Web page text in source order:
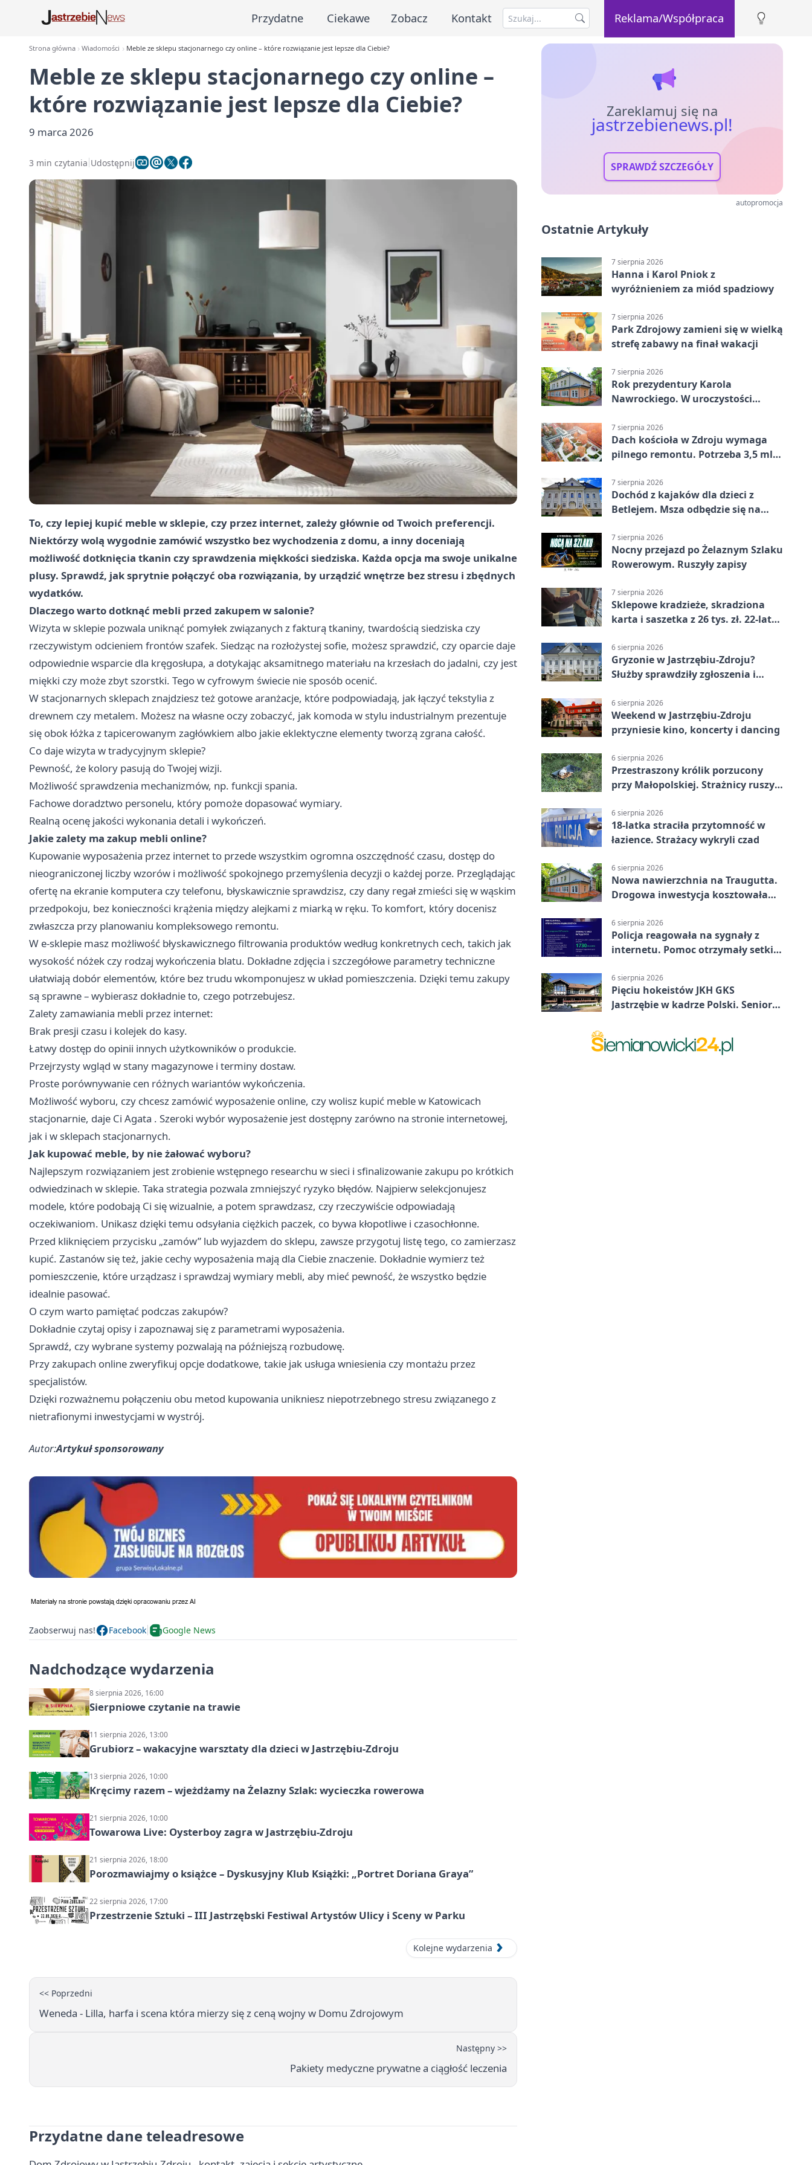
Przydatne Ciekawe Zobacz Kontakt Reklama/Współpraca
Strona główna Wiadomości Meble ze sklepu stacjonarnego czy online – które rozwiązanie jest lepsze dla Ciebie?
Meble ze sklepu stacjonarnego czy online –
które rozwiązanie jest lepsze dla Ciebie?
9 marca 2026
3 min czytania Udostępnij
To, czy lepiej kupić meble w sklepie, czy przez internet, zależy głównie od Twoich preferencji.
Niektórzy wolą wygodnie zamówić wszystko bez wychodzenia z domu, a inny doceniają
możliwość dotknięcia tkanin czy sprawdzenia miękkości siedziska. Każda opcja ma swoje unikalne
plusy. Sprawdź, jak sprytnie połączyć oba rozwiązania, by urządzić wnętrze bez stresu i zbędnych
wydatków.
Dlaczego warto dotknąć mebli przed zakupem w salonie?
Wizyta w sklepie pozwala uniknąć pomyłek związanych z fakturą tkaniny, twardością siedziska czy
rzeczywistym odcieniem frontów szafek. Siedząc na rozłożystej sofie, możesz sprawdzić, czy oparcie daje
odpowiednie wsparcie dla kręgosłupa, a dotykając aksamitnego materiału na krzesłach do jadalni, czy jest
miękki czy może zbyt szorstki. Tego w cyfrowym świecie nie sposób ocenić.
W stacjonarnych sklepach znajdziesz też gotowe aranżacje, które podpowiadają, jak łączyć tekstylia z
drewnem czy metalem. Możesz na własne oczy zobaczyć, jak komoda w stylu industrialnym prezentuje
się obok łóżka z tapicerowanym zagłówkiem albo jakie eklektyczne elementy tworzą zgrana całość.
Co daje wizyta w tradycyjnym sklepie?
Pewność, że kolory pasują do Twojej wizji.
Możliwość sprawdzenia mechanizmów, np. funkcji spania.
Fachowe doradztwo personelu, który pomoże dopasować wymiary.
Realną ocenę jakości wykonania detali i wykończeń.
Jakie zalety ma zakup mebli online?
Kupowanie wyposażenia przez internet to przede wszystkim ogromna oszczędność czasu, dostęp do
nieograniczonej liczby wzorów i możliwość spokojnego przemyślenia decyzji o każdej porze. Przeglądając
ofertę na ekranie komputera czy telefonu, błyskawicznie sprawdzisz, czy dany regał zmieści się w wąskim
przedpokoju, bez konieczności krążenia między alejkami z miarką w ręku. To komfort, który docenisz
zwłaszcza przy planowaniu kompleksowego remontu.
W e-sklepie masz możliwość błyskawicznego filtrowania produktów według konkretnych cech, takich jak
wysokość nóżek czy rodzaj wykończenia blatu. Dokładne zdjęcia i szczegółowe parametry techniczne
ułatwiają dobór elementów, które bez trudu wkomponujesz w układ pomieszczenia. Dzięki temu zakupy
są sprawne – wybierasz dokładnie to, czego potrzebujesz.
Zalety zamawiania mebli przez internet:
Brak presji czasu i kolejek do kasy.
Łatwy dostęp do opinii innych użytkowników o produkcie.
Przejrzysty wgląd w stany magazynowe i terminy dostaw.
Proste porównywanie cen różnych wariantów wykończenia.
Możliwość wyboru, czy chcesz zamówić wyposażenie online, czy wolisz kupić meble w Katowicach
stacjonarnie, daje Ci Agata . Szeroki wybór wyposażenie jest dostępny zarówno na stronie internetowej,
jak i w sklepach stacjonarnych.
Jak kupować meble, by nie żałować wyboru?
Najlepszym rozwiązaniem jest zrobienie wstępnego researchu w sieci i sfinalizowanie zakupu po krótkich
odwiedzinach w sklepie. Taka strategia pozwala zmniejszyć ryzyko błędów. Najpierw selekcjonujesz
modele, które podobają Ci się wizualnie, a potem sprawdzasz, czy rzeczywiście odpowiadają
oczekiwaniom. Unikasz dzięki temu odsyłania ciężkich paczek, co bywa kłopotliwe i czasochłonne.
Przed kliknięciem przycisku „zamów” lub wyjazdem do sklepu, zawsze przygotuj listę tego, co zamierzasz
kupić. Zastanów się też, jakie cechy wyposażenia mają dla Ciebie znaczenie. Dokładnie wymierz też
pomieszczenie, które urządzasz i sprawdzaj wymiary mebli, aby mieć pewność, że wszystko będzie
idealnie pasować.
O czym warto pamiętać podczas zakupów?
Dokładnie czytaj opisy i zapoznawaj się z parametrami wyposażenia.
Sprawdź, czy wybrane systemy pozwalają na późniejszą rozbudowę.
Przy zakupach online zweryfikuj opcje dodatkowe, takie jak usługa wniesienia czy montażu przez
specjalistów.
Dzięki rozważnemu połączeniu obu metod kupowania unikniesz niepotrzebnego stresu związanego z
nietrafionymi inwestycjami w wystrój.
Autor:Artykuł sponsorowany
Zaobserwuj nas! Facebook Google News
Nadchodzące wydarzenia
8 sierpnia 2026, 16:00
Sierpniowe czytanie na trawie
11 sierpnia 2026, 13:00
Grubiorz – wakacyjne warsztaty dla dzieci w Jastrzębiu-Zdroju
13 sierpnia 2026, 10:00
Kręcimy razem – wjeżdżamy na Żelazny Szlak: wycieczka rowerowa
21 sierpnia 2026, 10:00
Towarowa Live: Oysterboy zagra w Jastrzębiu-Zdroju
21 sierpnia 2026, 18:00
Porozmawiajmy o książce – Dyskusyjny Klub Książki: „Portret Doriana Graya”
22 sierpnia 2026, 17:00
Przestrzenie Sztuki – III Jastrzębski Festiwal Artystów Ulicy i Sceny w Parku
Kolejne wydarzenia
<< Poprzedni
Weneda - Lilla, harfa i scena która mierzy się z ceną wojny w Domu Zdrojowym
Następny >>
Pakiety medyczne prywatne a ciągłość leczenia
Przydatne dane teleadresowe
Zareklamuj się na
jastrzebienews.pl!
SPRAWDŹ SZCZEGÓŁY
autopromocja
Ostatnie Artykuły
7 sierpnia 2026
Hanna i Karol Pniok z
wyróżnieniem za miód spadziowy
7 sierpnia 2026
Park Zdrojowy zamieni się w wielką
strefę zabawy na finał wakacji
7 sierpnia 2026
Rok prezydentury Karola
Nawrockiego. W uroczystości
7 sierpnia 2026
Dach kościoła w Zdroju wymaga
pilnego remontu. Potrzeba 3,5 mln
7 sierpnia 2026
Dochód z kajaków dla dzieci z
Betlejem. Msza odbędzie się na
7 sierpnia 2026
Nocny przejazd po Żelaznym Szlaku
Rowerowym. Ruszyły zapisy
7 sierpnia 2026
Sklepowe kradzieże, skradziona
karta i saszetka z 26 tys. zł. 22-latek
6 sierpnia 2026
Gryzonie w Jastrzębiu-Zdroju?
Służby sprawdziły zgłoszenia i
6 sierpnia 2026
Weekend w Jastrzębiu-Zdroju
przyniesie kino, koncerty i dancing
6 sierpnia 2026
Przestraszony królik porzucony
przy Małopolskiej. Strażnicy ruszyli
6 sierpnia 2026
18-latka straciła przytomność w
łazience. Strażacy wykryli czad
6 sierpnia 2026
Nowa nawierzchnia na Traugutta.
Drogowa inwestycja kosztowała
6 sierpnia 2026
Policja reagowała na sygnały z
internetu. Pomoc otrzymały setki
6 sierpnia 2026
Pięciu hokeistów JKH GKS
Jastrzębie w kadrze Polski. Seniorzy